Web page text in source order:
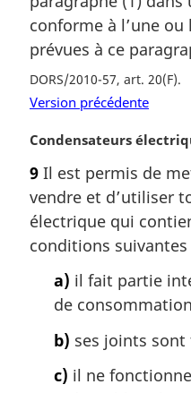
r
g
i
n
l
e
conforme à l’une ou
prévues à ce
DORS/2010-57, art. 20(F)
Version précédente
N
t
e
m
r
Condensateurs
9 Il est permis de
vendre et d’utiliser
électrique qui
conditions
a) il fait partie
de
b) ses joints
c) il ne